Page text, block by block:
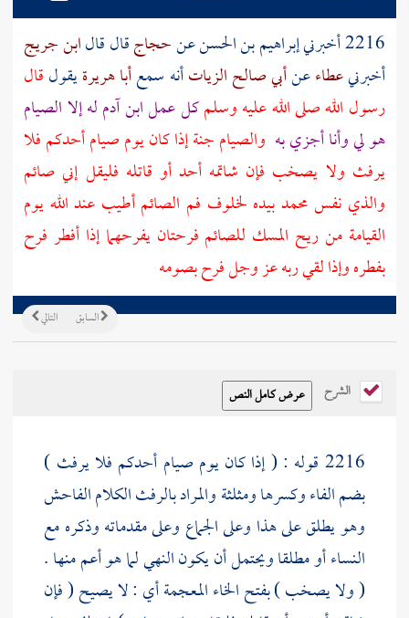
2216 أخبرني إبراهيم بن الحسنعنحجاجقال قالابن جريج
أخبرنيعطاءعنأبي صالح الزياتأنه سمعأبا هريرةيقولقال
رسول الله صلى الله عليه وسلمكل عمل ابنآدمله إلا الصيام
هو لي وأنا أجزي به والصيام جنة إذا كان يوم صيام أحدكم فلا
يرفث ولا يصخب فإن شاتمه أحد أو قاتله فليقل إني صائم
والذي نفس محمد بيده لخلوف فم الصائم أطيب عند الله يوم
القيامة من ريح المسك للصائم فرحتان يفرحهما إذا أفطر فرح
بفطره وإذا لقي ربه عز وجل فرح بصومه
التالي السابق
الشرح
2216 قوله : ( إذا كان يوم صيام أحدكم فلا يرفث )
بضم الفاء وكسرها ومثلثة والمراد بالرفث الكلام الفاحش
وهو يطلق على هذا وعلى الجماع وعلى مقدماته وذكره مع
النساء أو مطلقا ويحتمل أن يكون النهي لما هو أعم منها .
( ولا يصخب ) بفتح الخاء المعجمة أي : لا يصيح ( فإن